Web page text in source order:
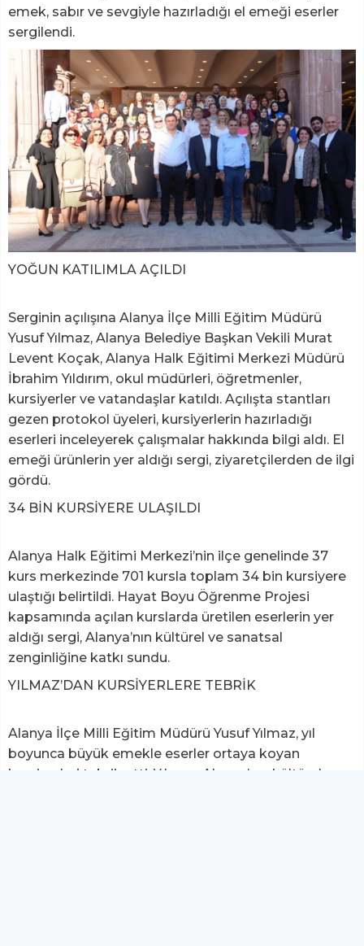
emek, sabır ve sevgiyle hazırladığı el emeği eserler
sergilendi.
YOĞUN KATILIMLA AÇILDI
Serginin açılışına Alanya İlçe Milli Eğitim Müdürü
Yusuf Yılmaz, Alanya Belediye Başkan Vekili Murat
Levent Koçak, Alanya Halk Eğitimi Merkezi Müdürü
İbrahim Yıldırım, okul müdürleri, öğretmenler,
kursiyerler ve vatandaşlar katıldı. Açılışta stantları
gezen protokol üyeleri, kursiyerlerin hazırladığı
eserleri inceleyerek çalışmalar hakkında bilgi aldı. El
emeği ürünlerin yer aldığı sergi, ziyaretçilerden de ilgi
gördü.
34 BİN KURSİYERE ULAŞILDI
Alanya Halk Eğitimi Merkezi’nin ilçe genelinde 37
kurs merkezinde 701 kursla toplam 34 bin kursiyere
ulaştığı belirtildi. Hayat Boyu Öğrenme Projesi
kapsamında açılan kurslarda üretilen eserlerin yer
aldığı sergi, Alanya’nın kültürel ve sanatsal
zenginliğine katkı sundu.
YILMAZ’DAN KURSİYERLERE TEBRİK
Alanya İlçe Milli Eğitim Müdürü Yusuf Yılmaz, yıl
boyunca büyük emekle eserler ortaya koyan
kursiyerleri tebrik etti. Yılmaz, Alanya’nın kültürel ve